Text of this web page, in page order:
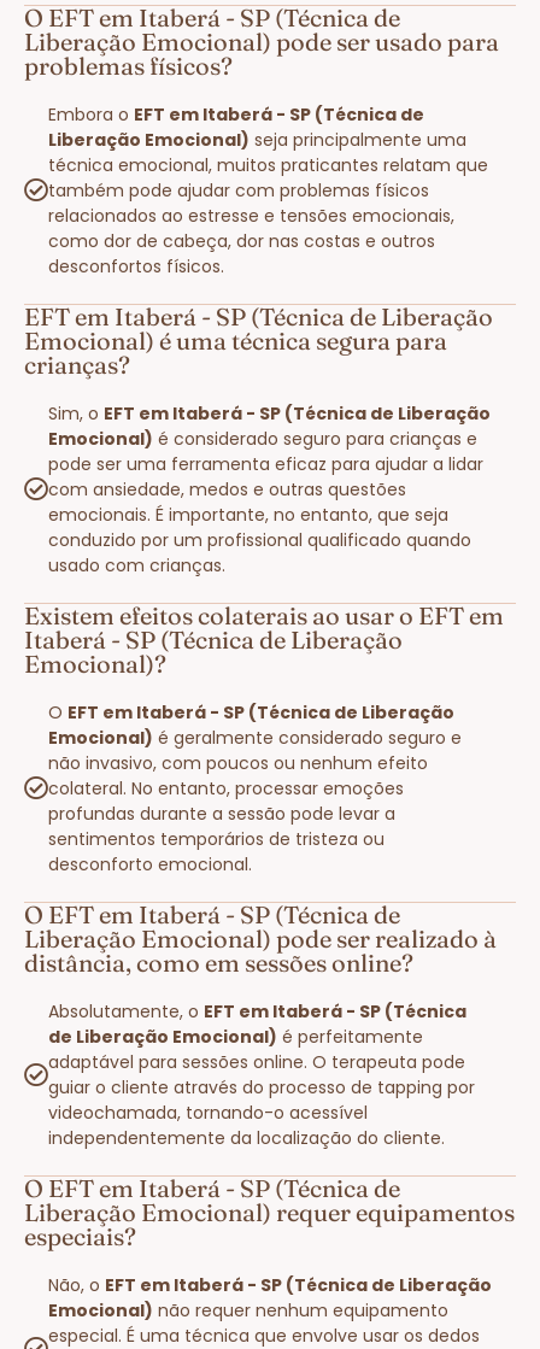
O EFT em Itaberá - SP (Técnica de
Liberação Emocional) pode ser usado para
problemas físicos?
Embora o EFT em Itaberá - SP (Técnica de
Liberação Emocional) seja principalmente uma
técnica emocional, muitos praticantes relatam que
também pode ajudar com problemas físicos
relacionados ao estresse e tensões emocionais,
como dor de cabeça, dor nas costas e outros
desconfortos físicos.
EFT em Itaberá - SP (Técnica de Liberação
Emocional) é uma técnica segura para
crianças?
Sim, o EFT em Itaberá - SP (Técnica de Liberação
Emocional) é considerado seguro para crianças e
pode ser uma ferramenta eficaz para ajudar a lidar
com ansiedade, medos e outras questões
emocionais. É importante, no entanto, que seja
conduzido por um profissional qualificado quando
usado com crianças.
Existem efeitos colaterais ao usar o EFT em
Itaberá - SP (Técnica de Liberação
Emocional)?
O EFT em Itaberá - SP (Técnica de Liberação
Emocional) é geralmente considerado seguro e
não invasivo, com poucos ou nenhum efeito
colateral. No entanto, processar emoções
profundas durante a sessão pode levar a
sentimentos temporários de tristeza ou
desconforto emocional.
O EFT em Itaberá - SP (Técnica de
Liberação Emocional) pode ser realizado à
distância, como em sessões online?
Absolutamente, o EFT em Itaberá - SP (Técnica
de Liberação Emocional) é perfeitamente
adaptável para sessões online. O terapeuta pode
guiar o cliente através do processo de tapping por
videochamada, tornando-o acessível
independentemente da localização do cliente.
O EFT em Itaberá - SP (Técnica de
Liberação Emocional) requer equipamentos
especiais?
Não, o EFT em Itaberá - SP (Técnica de Liberação
Emocional) não requer nenhum equipamento
especial. É uma técnica que envolve usar os dedos